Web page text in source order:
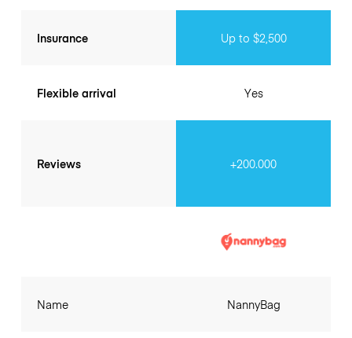
Insurance
Flexible arrival
Reviews
Up to $2,500
Yes
+200.000
Name NannyBag